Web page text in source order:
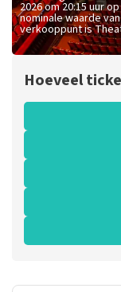
2026 om 20:15 uur
nominale waarde
verkooppunt is
Hoeveel